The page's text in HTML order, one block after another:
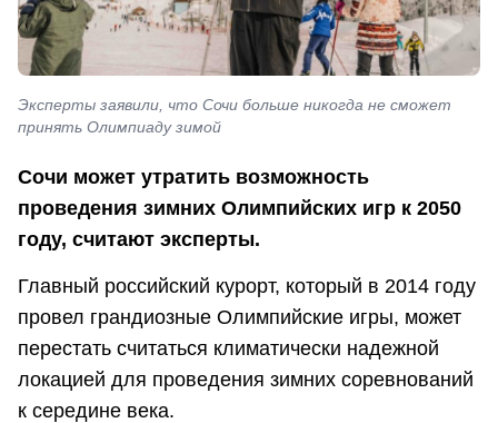
Эксперты заявили, что Сочи больше никогда не сможет
принять Олимпиаду зимой
Сочи может утратить возможность
проведения зимних Олимпийских игр к 2050
году, считают эксперты.
Главный российский курорт, который в 2014 году
провел грандиозные Олимпийские игры, может
перестать считаться климатически надежной
локацией для проведения зимних соревнований
к середине века.